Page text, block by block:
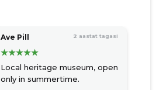
Ave Pill 2 aastat tagasi
Local heritage museum, open
only in summertime.